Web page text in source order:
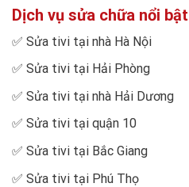
Dịch vụ sửa chữa nổi bật
✅ Sửa tivi tại nhà Hà Nội
✅ Sửa tivi tại Hải Phòng
✅ Sửa tivi tại nhà Hải Dương
✅ Sửa tivi tại quận 10
✅ Sửa tivi tại Bắc Giang
✅ Sửa tivi tại Phú Thọ